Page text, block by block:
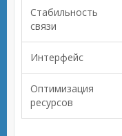
Стабильность
связи
Интерфейс
Оптимизация
ресурсов